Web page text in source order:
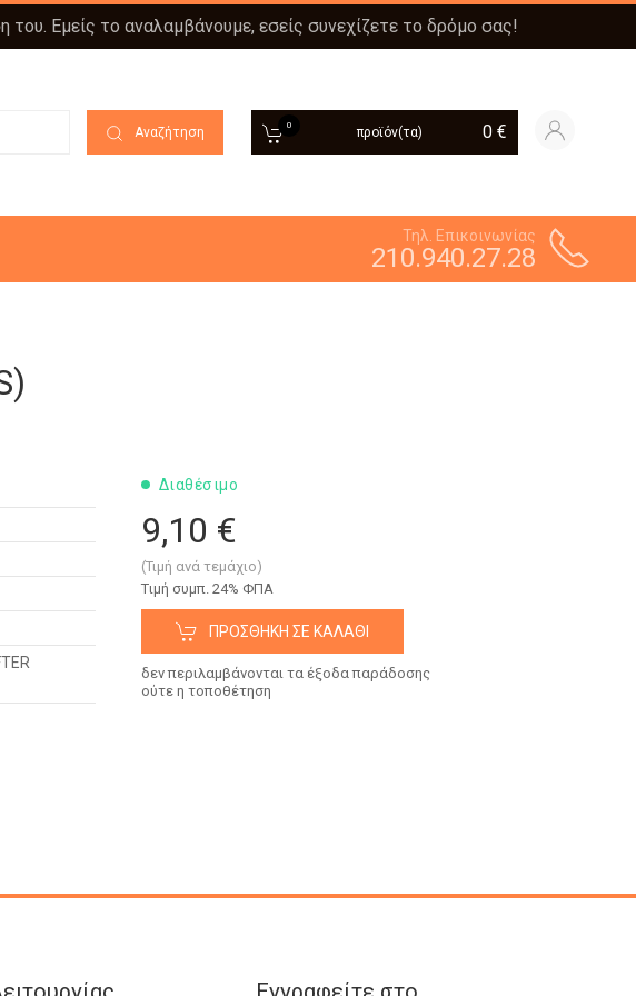
Εμείς το αναλαμβάνουμε, εσείς συνεχίζετε το δρόμο σας!
Αναζήτηση 0 προϊόν(τα) 0 €
Τηλ. Επικοινωνίας
210.940.27.28
Διαθέσιμο
9,10 €
(Τιμή ανά τεμάχιο)
Tιμή συμπ. 24% ΦΠΑ
ΠΡΟΣΘΉΚΗ ΣΕ ΚΑΛΆΘΙ
δεν περιλαμβάνονται τα έξοδα παράδοσης
ούτε η τοποθέτηση